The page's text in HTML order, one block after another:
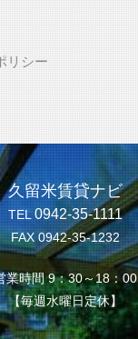
リシー
久留米賃貸ナビ
TEL 0942-35-1111
FAX 0942-35-1232
業時間 9：30～18：00
【毎週水曜日定休】